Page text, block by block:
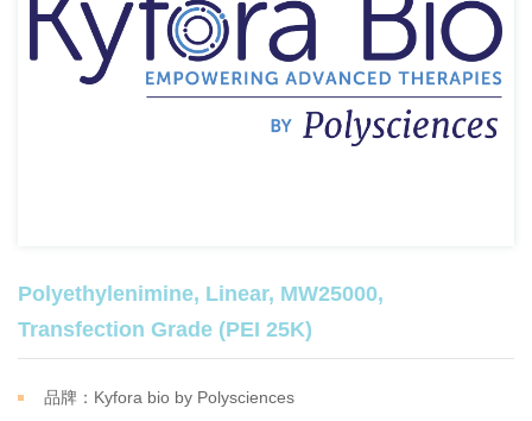
Polyethylenimine, Linear, MW25000,
Transfection Grade (PEI 25K)
品牌：Kyfora bio by Polysciences